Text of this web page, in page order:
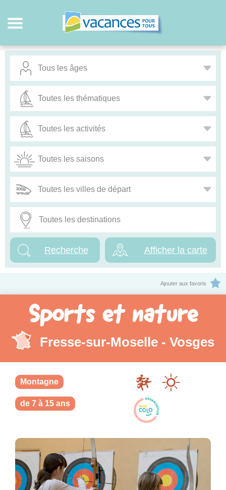
Afficher la carte
Ajouter aux favoris
Sports et nature
Fresse-sur-Moselle - Vosges
Montagne
de 7 à 15 ans